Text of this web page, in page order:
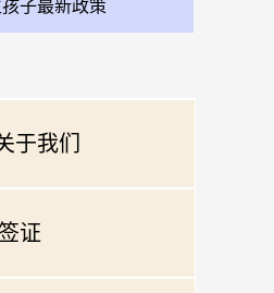
子最新政策
于我们
签证